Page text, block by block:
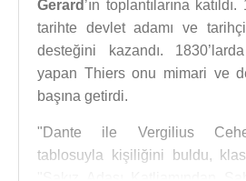
Gerard ’ın toplantılarına
tarihte devlet adamı ve tarihçi
desteğini kazandı.
yapan Thiers onu mimari ve
başına getirdi.
"Dante ile Vergilius
tablosuyla kişiliğini buldu,